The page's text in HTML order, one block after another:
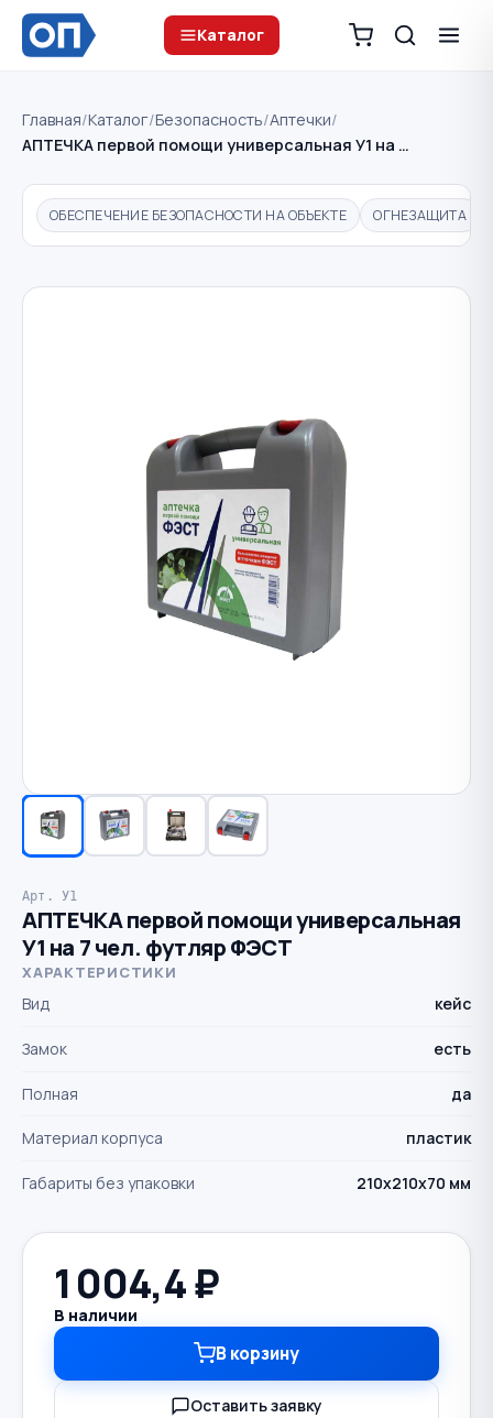
Каталог
Главная/Каталог/Безопасность/Аптечки/
АПТЕЧКА первой помощи универсальная У1 на …
ОБЕСПЕЧЕНИЕ БЕЗОПАСНОСТИ НА ОБЪЕКТЕ ОГНЕЗАЩИТА
Арт. У1
АПТЕЧКА первой помощи универсальная
У1 на 7 чел. футляр ФЭСТ
ХАРАКТЕРИСТИКИ
Вид кейс
Замок есть
Полная да
Материал корпуса пластик
Габариты без упаковки 210х210х70 мм
1 004,4₽
В наличии
В корзину
Оставить заявку